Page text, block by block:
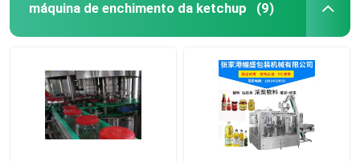
máquina de enchimento da ketchup (9)